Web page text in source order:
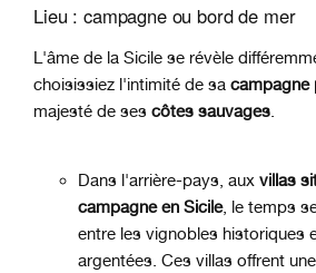
Lieu : campagne ou bord de mer
L'âme de la Sicile se révèle
choisissiez l'intimité de sa campagne
majesté de ses côtes sauvages.
Dans l'arrière-pays, aux villas
campagne en Sicile, le temps
entre les vignobles historiques
argentées. Ces villas offrent